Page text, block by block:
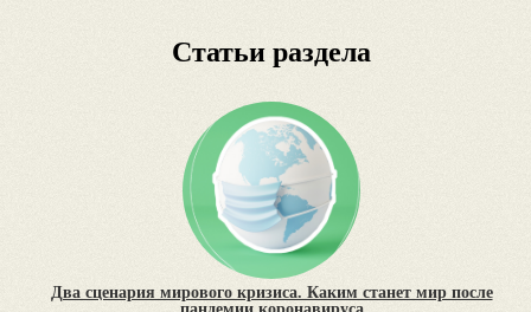
Статьи раздела
Два сценария мирового кризиса. Каким станет мир после